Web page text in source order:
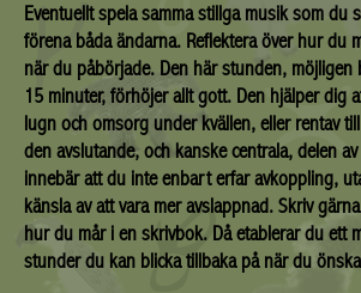
Eventuellt spela samma stillga musik som du
förena båda ändarna. Reflektera över hur du
när du påbörjade. Den här stunden, möjligen
15 minuter, förhöjer allt gott. Den hjälper dig
lugn och omsorg under kvällen, eller rentav
den avslutande, och kanske centrala, delen
innebär att du inte enbart erfar avkoppling,
känsla av att vara mer avslappnad. Skriv
hur du mår i en skrivbok. Då etablerar du ett
stunder du kan blicka tillbaka på när du